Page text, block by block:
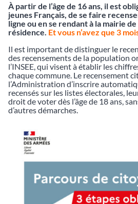
À partir de l’âge de 16 ans, il est
jeunes Français, de se faire
ligne ou en se rendant à la mairie
résidence. Et vous n’avez que 3
Il est important de distinguer le
des recensements de la population
l’INSEE, qui visent à établir les
chaque commune. Le recensement
l’Administration d’inscrire
recensés sur les listes électorales,
droit de voter dès l’âge de 18 ans,
d’autres démarches.